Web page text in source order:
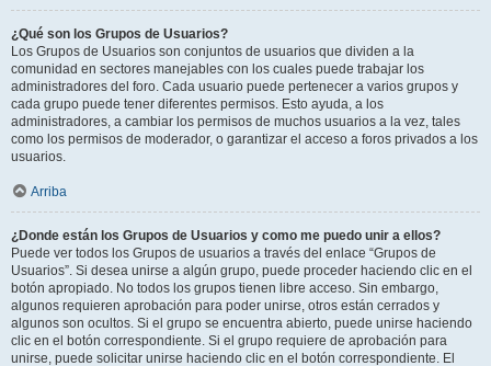
¿Qué son los Grupos de Usuarios?
Los Grupos de Usuarios son conjuntos de usuarios que dividen a la
comunidad en sectores manejables con los cuales puede trabajar los
administradores del foro. Cada usuario puede pertenecer a varios grupos y
cada grupo puede tener diferentes permisos. Esto ayuda, a los
administradores, a cambiar los permisos de muchos usuarios a la vez, tales
como los permisos de moderador, o garantizar el acceso a foros privados a los
usuarios.
Arriba
¿Donde están los Grupos de Usuarios y como me puedo unir a ellos?
Puede ver todos los Grupos de usuarios a través del enlace “Grupos de
Usuarios”. Si desea unirse a algún grupo, puede proceder haciendo clic en el
botón apropiado. No todos los grupos tienen libre acceso. Sin embargo,
algunos requieren aprobación para poder unirse, otros están cerrados y
algunos son ocultos. Si el grupo se encuentra abierto, puede unirse haciendo
clic en el botón correspondiente. Si el grupo requiere de aprobación para
unirse, puede solicitar unirse haciendo clic en el botón correspondiente. El